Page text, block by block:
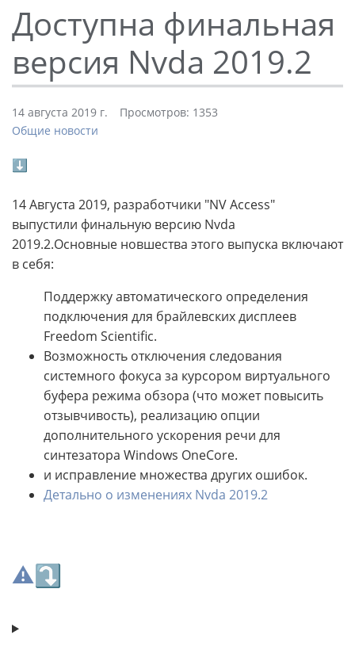
Доступна финальная
версия Nvda 2019.2
14 августа 2019 г.
Просмотров: 1353
Общие новости
⬇
14 Августа 2019, разработчики "NV Access"
выпустили финальную версию Nvda
2019.2.Основные новшества этого выпуска включают
в себя:
Поддержку автоматического определения
подключения для брайлевских дисплеев
Freedom Scientific.
Возможность отключения следования
системного фокуса за курсором виртуального
буфера режима обзора (что может повысить
отзывчивость), реализацию опции
дополнительного ускорения речи для
синтезатора Windows OneCore.
и исправление множества других ошибок.
Детально о изменениях Nvda 2019.2
⚠⤵